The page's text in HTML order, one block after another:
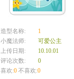
造型名称:
1
小魔法师:
可爱公主
上传日期:
10.10.01
评论次数:
0
喜欢:0 不喜欢:0